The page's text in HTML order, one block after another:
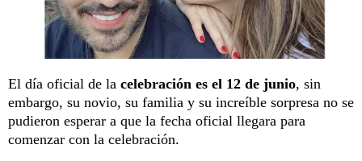
El día oficial de la celebración es el 12 de junio, sin
embargo, su novio, su familia y su increíble sorpresa no se
pudieron esperar a que la fecha oficial llegara para
comenzar con la celebración.